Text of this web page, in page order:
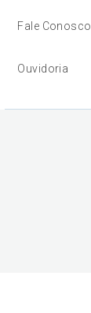
Fale Conosco
Ouvidoria